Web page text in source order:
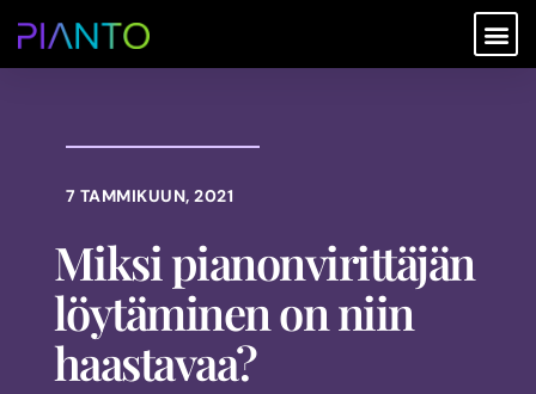
7 TAMMIKUUN, 2021
Miksi pianonvirittäjän
löytäminen on niin
haastavaa?